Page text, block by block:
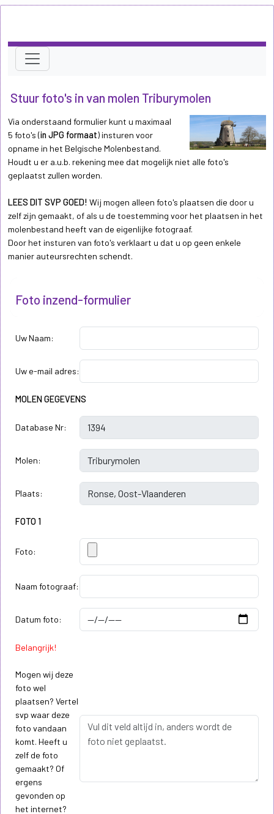
Stuur foto's in van molen Triburymolen
Via onderstaand formulier kunt u maximaal
5 foto's (in JPG formaat) insturen voor
opname in het Belgische Molenbestand.
Houdt u er a.u.b. rekening mee dat mogelijk niet alle foto's
geplaatst zullen worden.
LEES DIT SVP GOED! Wij mogen alleen foto's plaatsen die door u
zelf zijn gemaakt, of als u de toestemming voor het plaatsen in het
molenbestand heeft van de eigenlijke fotograaf.
Door het insturen van foto's verklaart u dat u op geen enkele
manier auteursrechten schendt.
Foto inzend-formulier
Uw Naam:
Uw e-mail adres:
MOLEN GEGEVENS
Database Nr:
Molen:
Plaats:
FOTO 1
Foto:
Naam fotograaf:
Datum foto:
Belangrijk!
Mogen wij deze
foto wel
plaatsen? Vertel
svp waar deze
foto vandaan
komt. Heeft u
zelf de foto
gemaakt? Of
ergens
gevonden op
het internet?